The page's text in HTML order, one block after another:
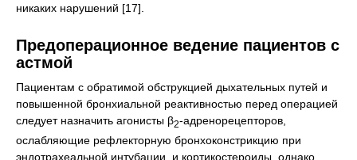
никаких нарушений [17].
Предоперационное ведение пациентов с
астмой
Пациентам с обратимой обструкцией дыхательных путей и
повышенной бронхиальной реактивностью перед операцией
следует назначить агонисты β2-адренорецепторов,
ослабляющие рефлекторную бронхоконстрикцию при
эндотрахеальной интубации, и кортикостероиды, однако